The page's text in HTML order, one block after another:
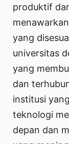
produktif
yang
universitas
yang
dan
institusi
teknologi
depan dan